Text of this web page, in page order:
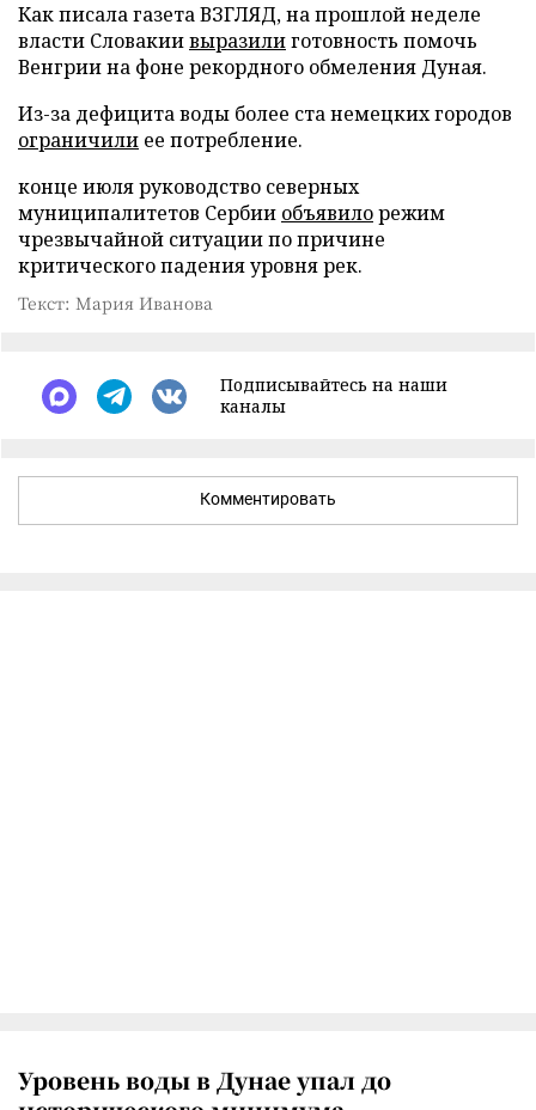
Как писала газета ВЗГЛЯД, на прошлой неделе
власти Словакиивыразилиготовность помочь
Венгрии на фоне рекордного обмеления Дуная.
Из-за дефицита воды более ста немецких городов
ограничили ее потребление.
конце июля руководство северных
муниципалитетов Сербии объявилорежим
чрезвычайной ситуации по причине
критического падения уровня рек.
Текст: Мария Иванова
Подписывайтесь на наши
каналы
Комментировать
Уровень воды в Дунае упал до